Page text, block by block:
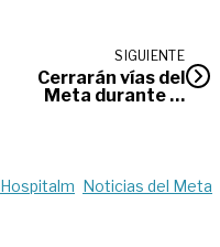
SIGUIENTE
Cerrarán vías del
Meta durante la
Hospitalm Noticias del Meta